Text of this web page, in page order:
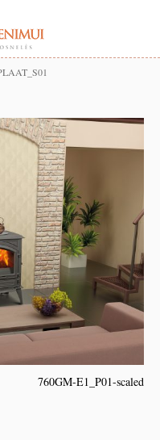
760GM-E1_P01-scaled